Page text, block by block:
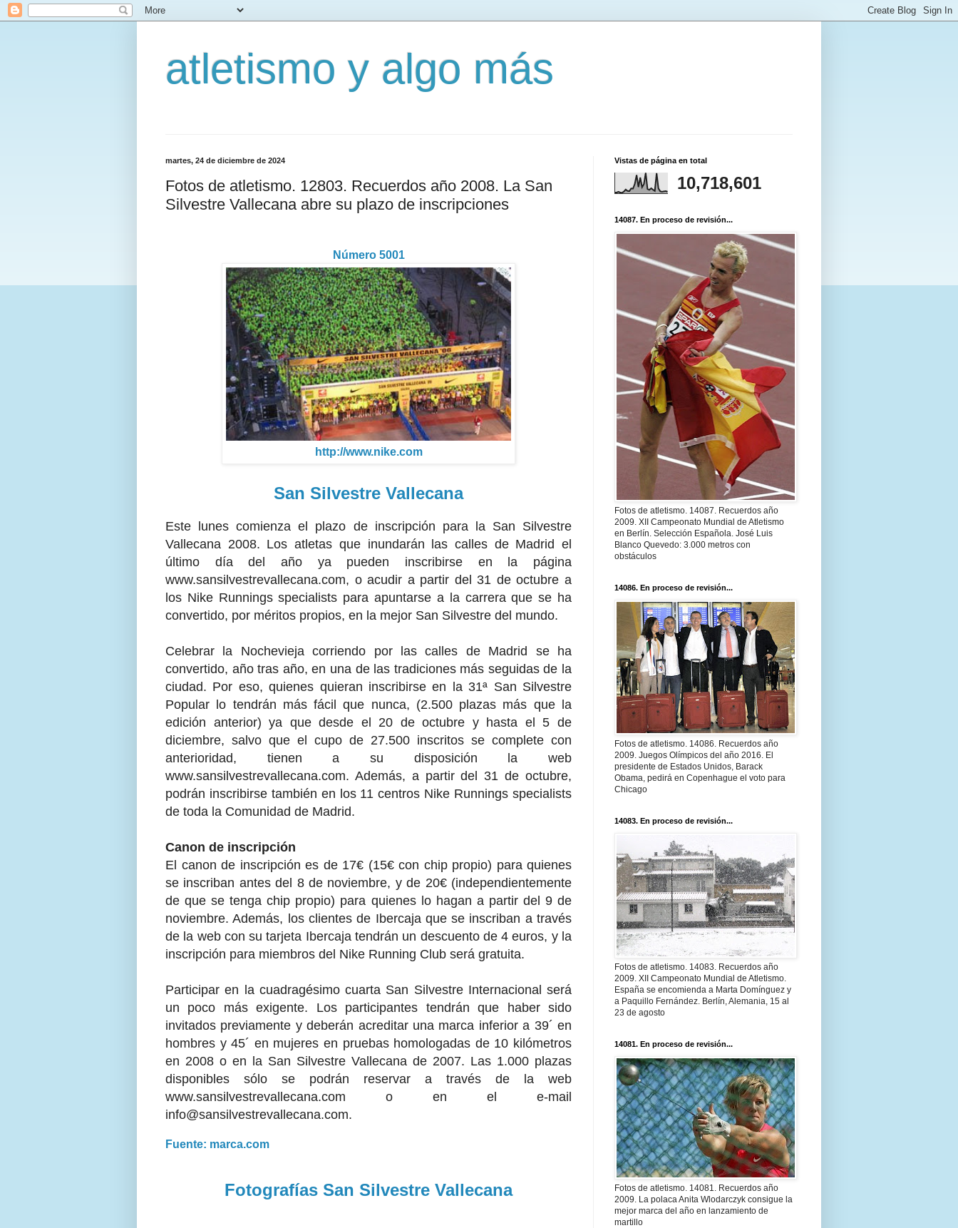
atletismo y algo más
martes, 24 de diciembre de 2024
Fotos de atletismo. 12803. Recuerdos año 2008. La San
Silvestre Vallecana abre su plazo de inscripciones
Número 5001
http://www.nike.com
San Silvestre Vallecana
Este lunes comienza el plazo de inscripción para la San Silvestre
Vallecana 2008. Los atletas que inundarán las calles de Madrid el
último día del año ya pueden inscribirse en la página
www.sansilvestrevallecana.com, o acudir a partir del 31 de octubre a
los Nike Runnings specialists para apuntarse a la carrera que se ha
convertido, por méritos propios, en la mejor San Silvestre del mundo.
Celebrar la Nochevieja corriendo por las calles de Madrid se ha
convertido, año tras año, en una de las tradiciones más seguidas de la
ciudad. Por eso, quienes quieran inscribirse en la 31ª San Silvestre
Popular lo tendrán más fácil que nunca, (2.500 plazas más que la
edición anterior) ya que desde el 20 de octubre y hasta el 5 de
diciembre, salvo que el cupo de 27.500 inscritos se complete con
anterioridad, tienen a su disposición la web
www.sansilvestrevallecana.com. Además, a partir del 31 de octubre,
podrán inscribirse también en los 11 centros Nike Runnings specialists
de toda la Comunidad de Madrid.
Canon de inscripción
El canon de inscripción es de 17€ (15€ con chip propio) para quienes
se inscriban antes del 8 de noviembre, y de 20€ (independientemente
de que se tenga chip propio) para quienes lo hagan a partir del 9 de
noviembre. Además, los clientes de Ibercaja que se inscriban a través
de la web con su tarjeta Ibercaja tendrán un descuento de 4 euros, y la
inscripción para miembros del Nike Running Club será gratuita.
Participar en la cuadragésimo cuarta San Silvestre Internacional será
un poco más exigente. Los participantes tendrán que haber sido
invitados previamente y deberán acreditar una marca inferior a 39´ en
hombres y 45´ en mujeres en pruebas homologadas de 10 kilómetros
en 2008 o en la San Silvestre Vallecana de 2007. Las 1.000 plazas
disponibles sólo se podrán reservar a través de la web
www.sansilvestrevallecana.com o en el e-mail
info@sansilvestrevallecana.com.
Fuente: marca.com
Fotografías San Silvestre Vallecana
Vistas de página en total
10,718,601
14087. En proceso de revisión...
Fotos de atletismo. 14087. Recuerdos año
2009. XII Campeonato Mundial de Atletismo
en Berlín. Selección Española. José Luis
Blanco Quevedo: 3.000 metros con
obstáculos
14086. En proceso de revisión...
Fotos de atletismo. 14086. Recuerdos año
2009. Juegos Olímpicos del año 2016. El
presidente de Estados Unidos, Barack
Obama, pedirá en Copenhague el voto para
Chicago
14083. En proceso de revisión...
Fotos de atletismo. 14083. Recuerdos año
2009. XII Campeonato Mundial de Atletismo.
España se encomienda a Marta Domínguez y
a Paquillo Fernández. Berlín, Alemania, 15 al
23 de agosto
14081. En proceso de revisión...
Fotos de atletismo. 14081. Recuerdos año
2009. La polaca Anita Wlodarczyk consigue la
mejor marca del año en lanzamiento de
martillo